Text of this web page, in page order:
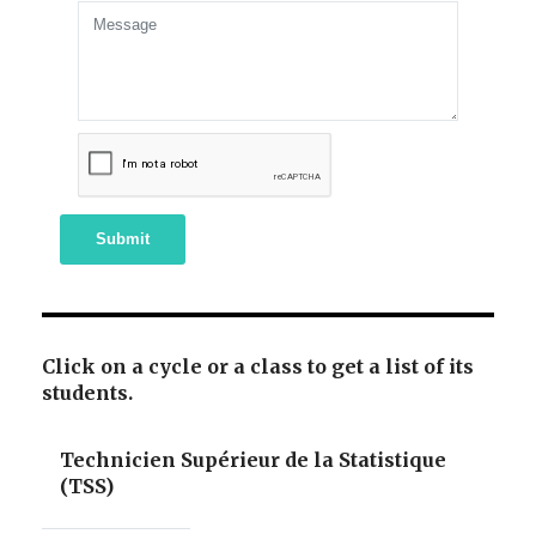
Submit
Click on a cycle or a class to get a list of its
students.
Technicien Supérieur de la Statistique
(TSS)